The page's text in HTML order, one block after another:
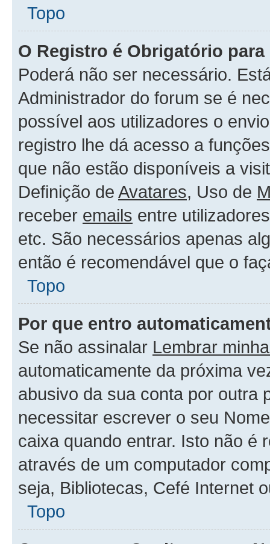
Topo
O Registro é Obrigatório
Poderá não ser necessário.
Administrador do forum se é
possível aos utilizadores o
registro lhe dá acesso a
que não estão disponíveis a
Definição de Avatares, Uso de
receber emails entre
etc. São necessários apenas
então é recomendável que o
Topo
Por que entro
Se não assinalar Lembrar
automaticamente da próxima
abusivo da sua conta por outra
necessitar escrever o seu
caixa quando entrar. Isto não é
através de um computador
seja, Bibliotecas, Cefé Internet
Topo